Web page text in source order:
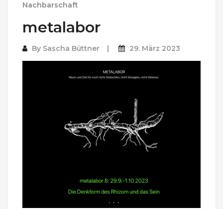
Nachbarschaft
metalabor
By Sascha Büttner 29. März 2023